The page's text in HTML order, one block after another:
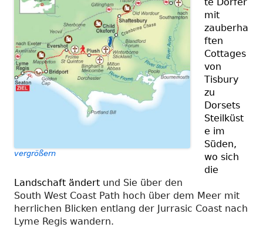
vergrößern
mit
zauberha
ften
Cottages
von
Tisbury
zu
Dorsets
Steilküst
e im
Süden,
wo sich
die
Landschaft ändert und Sie über den
South West Coast Path hoch über dem Meer mit
herrlichen Blicken entlang der Jurrasic Coast nach
Lyme Regis wandern.